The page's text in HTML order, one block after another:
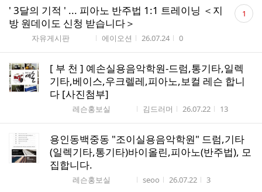
' 3달의 기적 ' ... 피아노 반주법 1:1 트레이닝 ＜지
방 원데이도 신청 받습니다＞
게시판명
자유게시판 작성자
에이오션 작성시간
26.07.24 조회수
0
댓
글 1
[ 부 천 ] 예손실용음악학원-드럼,통기타,일렉
기타,베이스,우크렐레,피아노,보컬 레슨 합니
다 [사진첨부]
게시판명
레슨홍보실 작성자
김드러머 작성시간
26.07.22 조회수
13
용인동백중동 "조이실용음악학원" 드럼,기타
(일렉기타,통기타)바이올린,피아노(반주법), 모
집합니다.
게시판명
레슨홍보실 작성자
seoo 작성시간
26.07.22 조회수
3